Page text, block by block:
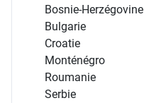
Bosnie-Herzégovine
Bulgarie
Croatie
Monténégro
Roumanie
Serbie